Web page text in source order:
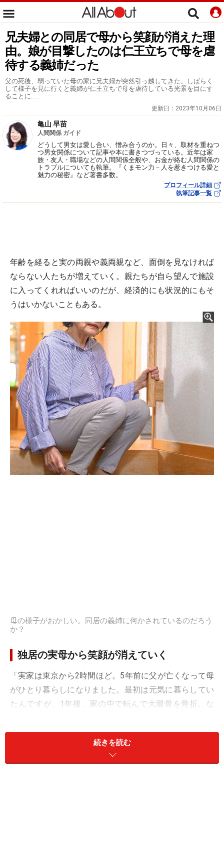
兄夫婦との同居で母から笑顔が消えた理
由。娘が目撃したのは仁王立ちで母を虐
待する義姉だった
父の死後、弱っていた母の家に兄夫婦が突然引っ越してきた。しばらく
して様子を見に行くと義姉が仁王立ちで母を虐待している光景を目にす
ることに……
更新日： 2023年10月06日
亀山 早苗
人間関係 ガイド
どうして男女は愛し合い、憎み合うのか。日々、取材を重ねつ
つ男女関係について記事や本に書きつづっている。近年は家
族・友人・職場などの人間関係全般や、お金が絡む人間関係の
トラブルについても執筆。『くまモン力－人を惹きつける愛と
魅力の秘密』など著書多数。
プロフィール詳細
執筆記事一覧
年齢を経ると実の両親や義両親など、面倒を見なければ
ならない人たちが増えていく。親たちが自ら望んで施設
に入ってくれればいいのだが、経済的にも状況的にもそ
うはいかないこともある。
母の様子がおかしい。同居の義姉に何かされているのだろう
か？
独居の実母から笑顔が消えていく
「実家は東京から2時間ほど。5年前に父が亡くなって母
がひとり暮らしになりました。最初は元気に暮らしてい
たんですが、1年後、家の中で転んで大腿骨を骨折。な
て。私は週末になると行って家事を手伝っていました」
母が弱ったことを口実に、チカコさん（46歳）の兄一家
続きを読む